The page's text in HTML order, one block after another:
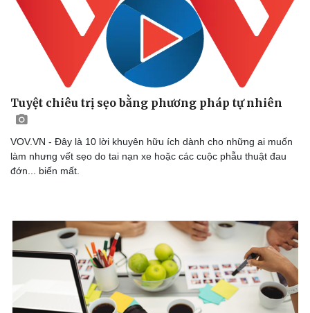
Tuyệt chiêu trị sẹo bằng phương pháp tự nhiên
VOV.VN - Đây là 10 lời khuyên hữu ích dành cho những ai muốn
làm nhưng vết sẹo do tai nạn xe hoặc các cuộc phẫu thuật đau
đớn... biến mất.